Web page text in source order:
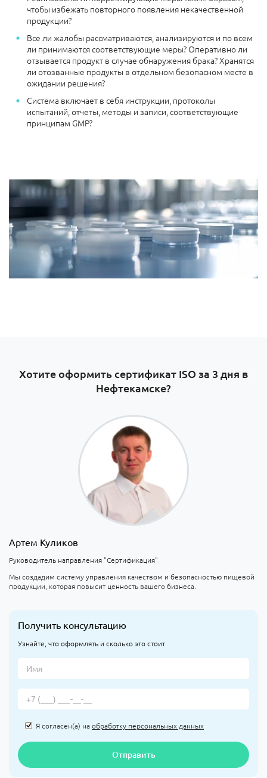
чтобы избежать повторного появления некачественной
продукции?
Все ли жалобы рассматриваются, анализируются и по всем
ли принимаются соответствующие меры? Оперативно ли
отзывается продукт в случае обнаружения брака? Хранятся
ли отозванные продукты в отдельном безопасном месте в
ожидании решения?
Система включает в себя инструкции, протоколы
испытаний, отчеты, методы и записи, соответствующие
принципам GMP?
Хотите оформить сертификат ISO за 3 дня в
Нефтекамске?
Артем Куликов
Руководитель направления "Сертификация"
Мы создадим систему управления качеством и безопасностью пищевой
продукции, которая повысит ценность вашего бизнеса.
Получить консультацию
Узнайте, что оформлять и сколько это стоит
Я согласен(а) наобработку персональных данных
Отправить